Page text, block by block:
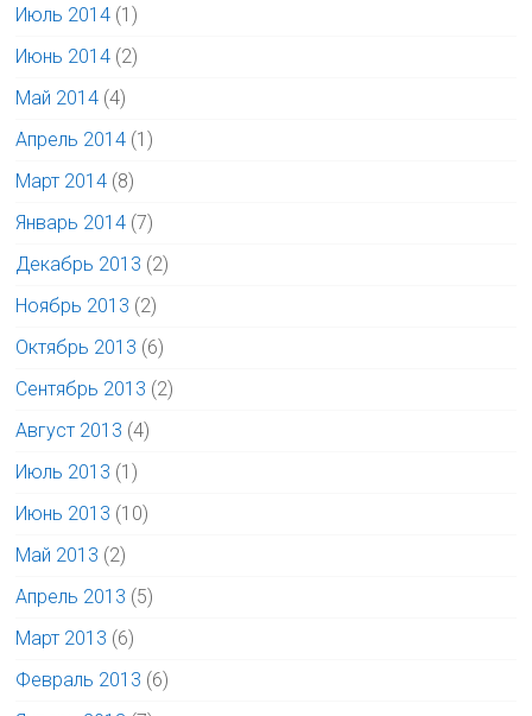
Июль 2014 (1)
Июнь 2014 (2)
Май 2014 (4)
Апрель 2014 (1)
Март 2014 (8)
Январь 2014 (7)
Декабрь 2013 (2)
Ноябрь 2013 (2)
Октябрь 2013 (6)
Сентябрь 2013 (2)
Август 2013 (4)
Июль 2013 (1)
Июнь 2013 (10)
Май 2013 (2)
Апрель 2013 (5)
Март 2013 (6)
Февраль 2013 (6)